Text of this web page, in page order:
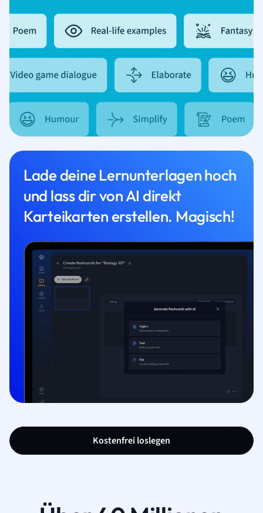
Lade deine Lernunterlagen hoch
und lass dir von AI direkt
Karteikarten erstellen. Magisch!
Kostenfrei loslegen